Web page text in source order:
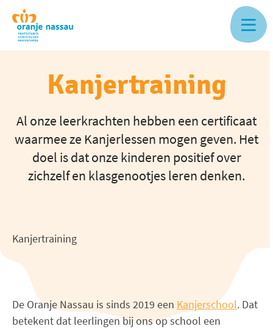
main
Kanjertraining
Al onze leerkrachten hebben een certificaat
waarmee ze Kanjerlessen mogen geven. Het
doel is dat onze kinderen positief over
zichzelf en klasgenootjes leren denken.
Kanjertraining
De Oranje Nassau is sinds 2019 een Kanjerschool. Dat
betekent dat leerlingen bij ons op school een